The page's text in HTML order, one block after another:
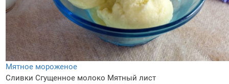
Мятное мороженое
Сливки Сгущенное молоко Мятный лист